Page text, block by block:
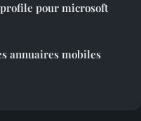
pour microsoft
annuaires mobiles